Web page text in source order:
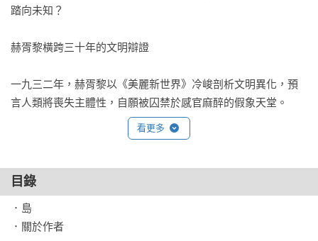
踏向未知？
赫胥黎橫跨三十年的文明辯證
一九三二年，赫胥黎以《美麗新世界》冷峻剖析文明異化，預
言人類將喪失主體性，自願被囚禁於感官麻醉的假象天堂。
三十年後，他在生命盡頭交出《島》，轉向探索內在意識。
赫胥黎曾提到，他在《美麗新世界》中探討的是權力如何透過
朝良善發展，那該會是什麼樣子？」
《島》，就是他的回答。
赫胥黎的文明預言：《美麗新世界》、《島》雙書同步上市
看更多
目錄
．島
．關於作者